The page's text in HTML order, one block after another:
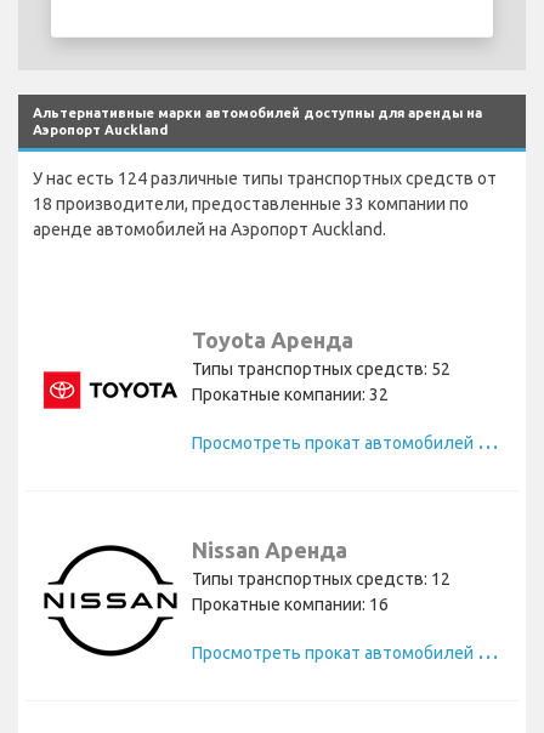
Альтернативные марки автомобилей доступны для аренды на
Аэропорт Auckland
У нас есть 124 различные типы транспортных средств от
18 производители, предоставленные 33 компании по
аренде автомобилей на Аэропорт Auckland.
Toyota Аренда
Типы транспортных средств: 52
Прокатные компании: 32
П
росмотреть прокат автомобилей Toyota
Nissan Аренда
Типы транспортных средств: 12
Прокатные компании: 16
П
росмотреть прокат автомобилей Nissan